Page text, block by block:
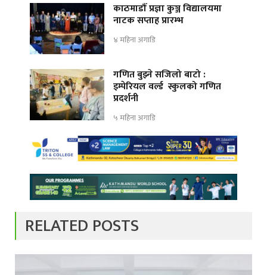
काठमाडौँ प्रज्ञा कुञ्ज विद्यालयमा
नाटक सप्ताह प्रारम्भ
४ महिना अगाडि
गणित बुझ्ने सजिलो बाटो :
इम्पेरियल वर्ल्ड स्कुलको गणित
प्रदर्शनी
५ महिना अगाडि
RELATED POSTS